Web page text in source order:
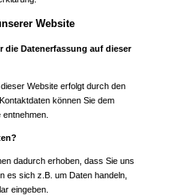
Website
die Datenerfassung auf dieser
Website erfolgt durch den
können Sie dem
dadurch erhoben, dass Sie uns
es sich z.B. um Daten handeln,
eingeben.